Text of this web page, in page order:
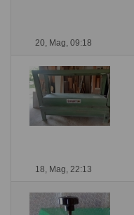
20, Mag, 09:18
18, Mag, 22:13